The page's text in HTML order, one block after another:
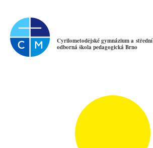
Cyrilometodějské gymnázium a střední
odborná škola pedagogická Brno